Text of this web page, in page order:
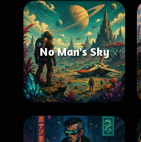
No Man's Sky